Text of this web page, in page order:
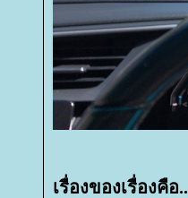
เรื่องของเรื่องคือ